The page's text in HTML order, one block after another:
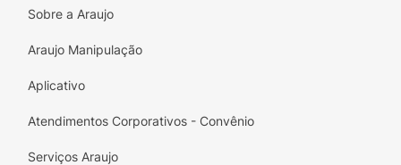
almofada estiver úmida.
Sobre a Araujo
Araujo Manipulação
Aplicativo
Atendimentos Corporativos - Convênio
Serviços Araujo